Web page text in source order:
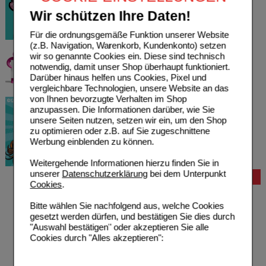
Wir schützen Ihre Daten!
Für die ordnungsgemäße Funktion unserer Website
(z.B. Navigation, Warenkorb, Kundenkonto) setzen
wir so genannte Cookies ein. Diese sind technisch
notwendig, damit unser Shop überhaupt funktioniert.
Darüber hinaus helfen uns Cookies, Pixel und
vergleichbare Technologien, unsere Website an das
von Ihnen bevorzugte Verhalten im Shop
anzupassen. Die Informationen darüber, wie Sie
unsere Seiten nutzen, setzen wir ein, um den Shop
zu optimieren oder z.B. auf Sie zugeschnittene
Werbung einblenden zu können.
Weitergehende Informationen hierzu finden Sie in
unserer Datenschutzerklärungbei dem Unterpunkt
Cookies.
Bitte wählen Sie nachfolgend aus, welche Cookies
gesetzt werden dürfen, und bestätigen Sie dies durch
"Auswahl bestätigen" oder akzeptieren Sie alle
Cookies durch "Alles akzeptieren":
Bestellung
Hilfe zum Bestellvorgang
Zahlungsmöglichkeiten
Rezepte einlösen
Freiumschläge anfordern